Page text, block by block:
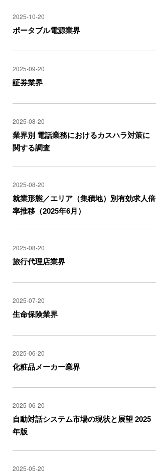
2025-10-20
ポータブル電源業界
2025-09-20
証券業界
2025-08-20
業界別 電話業務におけるカスハラ対策に
関する調査
2025-08-20
就業形態／エリア（集積地）別有効求人倍
率推移（2025年6月）
2025-08-20
旅行代理店業界
2025-07-20
生命保険業界
2025-06-20
化粧品メーカー業界
2025-06-20
自動対話システム市場の現状と展望 2025
年版
2025-05-20